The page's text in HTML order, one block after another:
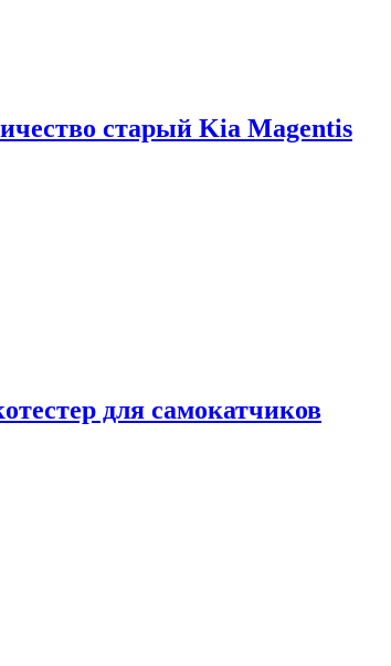
старый Kia Magentis
для самокатчиков